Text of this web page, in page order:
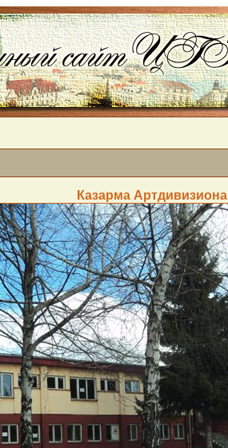
Казарма Артдивизиона